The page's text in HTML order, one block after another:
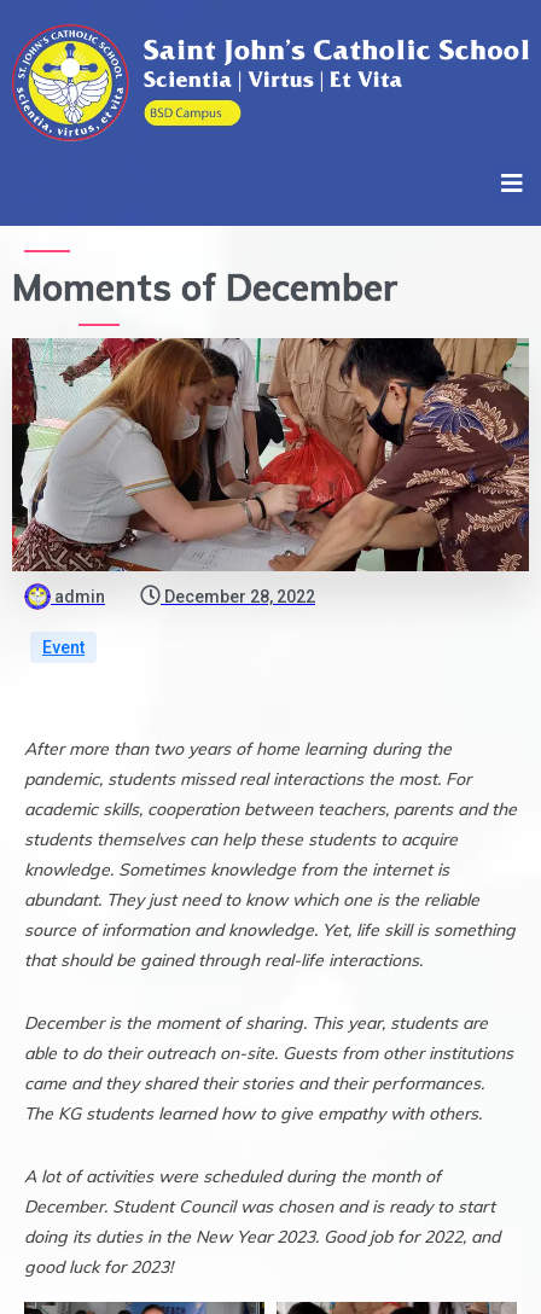
Moments of December
admin December 28, 2022
Event
After more than two years of home learning during the
pandemic, students missed real interactions the most. For
academic skills, cooperation between teachers, parents and the
students themselves can help these students to acquire
knowledge. Sometimes knowledge from the internet is
abundant. They just need to know which one is the reliable
source of information and knowledge. Yet, life skill is something
that should be gained through real-life interactions.
December is the moment of sharing. This year, students are
able to do their outreach on-site. Guests from other institutions
came and they shared their stories and their performances.
The KG students learned how to give empathy with others.
A lot of activities were scheduled during the month of
December. Student Council was chosen and is ready to start
doing its duties in the New Year 2023. Good job for 2022, and
good luck for 2023!